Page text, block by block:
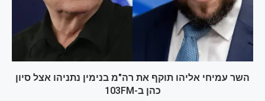
השר עמיחי אליהו תוקף את רה"מ בנימין נתניהו אצל סיון
כהן ב-103FM